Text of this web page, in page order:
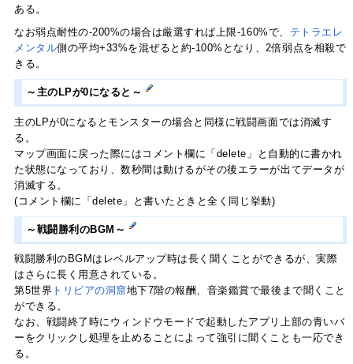
ある。
なお弱点耐性の-200%の場合は厳選すれば上限-160%で、 テトラエレ
メンタル側の平均+33%を混ぜると約-100%となり、2倍弱点を相殺で
きる。
～主のLPが0になると～
主のLPが0になるとモンスターの場合と同様に戦闘画面では消滅す
る。
マップ画面に戻った際にはコメント欄に「delete」と自動的に書かれ
た状態になっており、数秒間は動けるがその後エラーが出てデータが
消滅する。
(コメント欄に「delete」と書いたときと全く同じ挙動)
～戦闘勝利のBGM～
戦闘勝利のBGMはレベルアップ時は長く聞くことができるが、実際
はさらに長く用意されている。
第5世界 トリビアの洞窟地下7階の報酬、音楽鑑賞で最後まで聞くこと
ができる。
なお、戦闘終了時にウィンドウモードで起動したアプリ上部の青いバ
ーをクリックし処理を止めることによって強引に聞くことも一応でき
る。